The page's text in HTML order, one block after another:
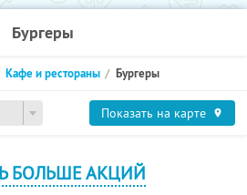
Бургеры
Кафе и рестораны Бургеры
Показать на карте
БОЛЬШЕ АКЦИЙ